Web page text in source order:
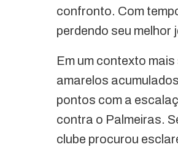
confronto. Com
perdendo seu melhor
Em um contexto
amarelos
pontos com a
contra o Palmeiras.
clube procurou